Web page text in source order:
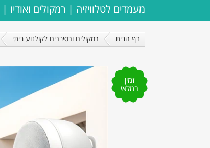
מעמדים לטלוויזיה רמקולים ואודיו
דף הבית רמקולים ורסיברים לקולנוע ביתי
זמין
במלאי